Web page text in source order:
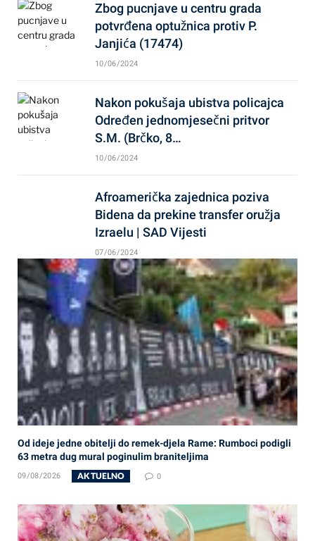
Zbog pucnjave u centru grada
potvrđena optužnica protiv P.
Janjića (17474)
10/06/2024
Nakon pokušaja ubistva policajca
Određen jednomjesečni pritvor
S.M. (Brčko, 8…
10/06/2024
Afroamerička zajednica poziva
Bidena da prekine transfer oružja
Izraelu | SAD Vijesti
07/06/2024
Od ideje jedne obitelji do remek-djela Rame: Rumboci podigli
63 metra dug mural poginulim braniteljima
09/08/2026 AKTUELNO 0